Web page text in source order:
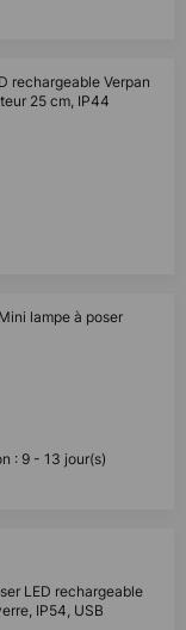
rechargeable Verpan
25 cm, IP44
lampe à poser
: 9 - 13 jour(s)
LED rechargeable
IP54, USB